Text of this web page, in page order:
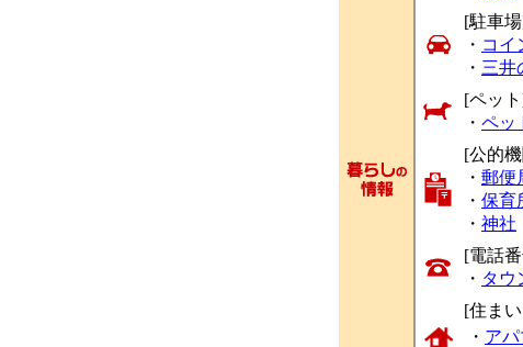
[駐車
・ コイ
・ 三井
[ペッ
・ ペッ
[公的
・ 郵便
・ 保育
・ 神社
[電話
・ タウ
[住ま
・ ア